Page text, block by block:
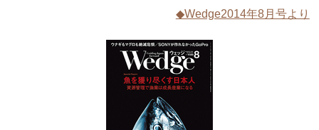
◆Wedge2014年8月号より